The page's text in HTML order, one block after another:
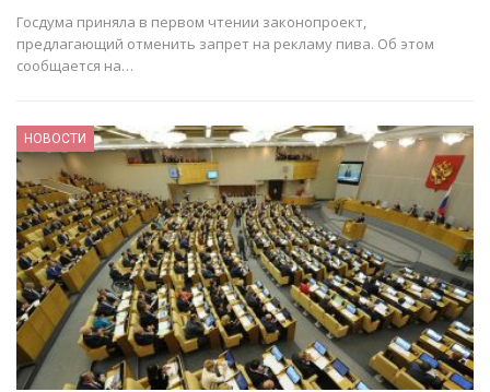
Госдума приняла в первом чтении законопроект,
предлагающий отменить запрет на рекламу пива. Об этом
сообщается на…
НОВОСТИ